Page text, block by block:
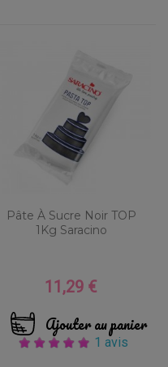
Pâte À Sucre Noir TOP
1Kg Saracino
Prix
11,29 €
Ajouter au panier
1 avis